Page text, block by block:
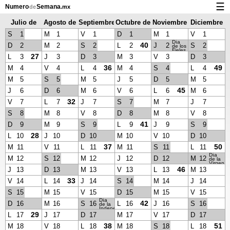
NumerodeSemana.mx
Calendario con días festivos y números de semana
Privacidad y galletas
☰
Julio de
2017
Agosto de
2017
Septiembre
de 2017
Octubre de
2017
Noviembre
de 2017
Diciembre
de 2017
S 1 M 1 V 1 D 1 M 1 V
1
D
2 M 2 S 2 L 2 40 J 2 Día
de los
Fieles
Difuntos
S
2
L
3 27 J 3 D 3 M 3 V 3 D
3
M
4 V 4 L 4 36 M 4 S 4 L 4 49
M 5 S 5 M 5 J 5 D 5 M
5
J
6 D 6 M 6 V 6 L 6 45 M
6
V
7 L 7 32 J 7 S 7 M 7 J
7
S
8 M 8 V 8 D 8 M 8 V
8
D
9 M 9 S 9 L 9 41 J 9 S
9
L
10 28 J 10 D 10 M 10 V 10 D 10
M
11 V 11 L 11 37 M 11 S 11 L 11 50
M 12 S 12 M 12 J 12 D 12 M 12 Día
de la
Virgen
J 13 D 13 M 13 V 13 L 13 46 M 13
V 14 L 14 33 J 14 S 14 M 14 J
14
S
15 M 15 V 15 D 15 M 15 V 15
D 16 M 16 S 16 Día
de la
Independencia
L 16 42 J 16 S
16
L
17 29 J 17 D 17 M 17 V 17 D 17
M 18 V 18 L 18 38 M 18 S 18 L 18 51